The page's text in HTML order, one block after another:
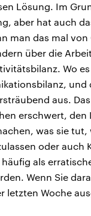
Lösung. Im
aber hat auch
man das mal von
über die
Wo
und
aus.
erschwert, den
was sie tut,
oder auch
als
Wenn Sie
letzten Woche